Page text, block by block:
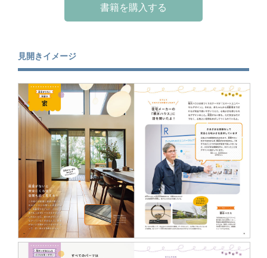
書籍を購入する
見開きイメージ